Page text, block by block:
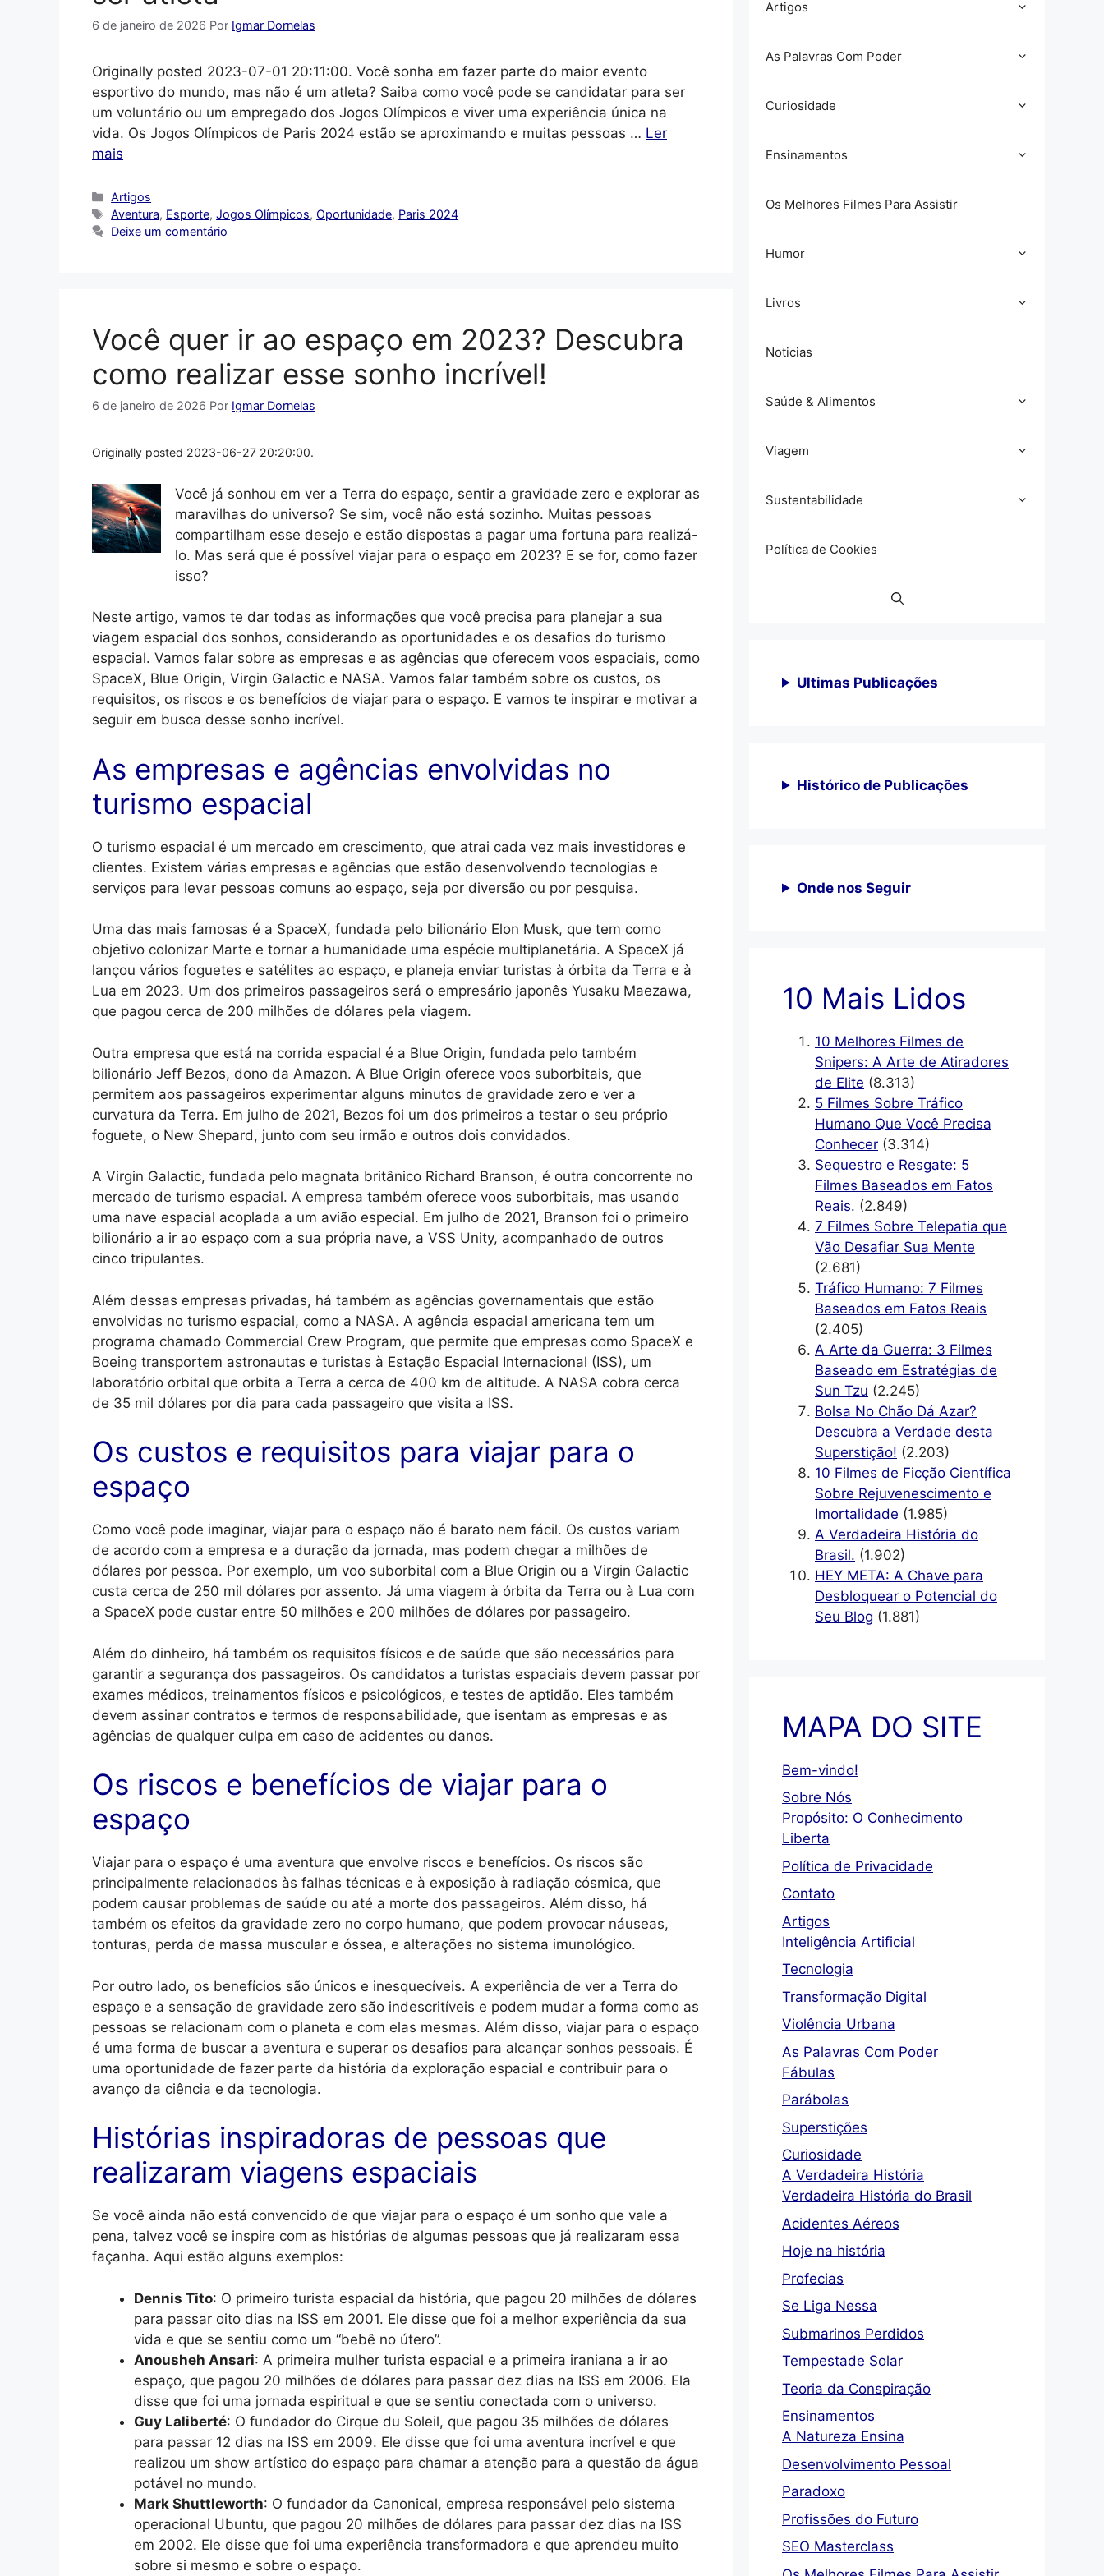
6 de janeiro de 2026 Por Igmar Dornelas
Originally posted 2023-07-01 20:11:00. Você sonha em fazer parte do maior evento
esportivo do mundo, mas não é um atleta? Saiba como você pode se candidatar para ser
um voluntário ou um empregado dos Jogos Olímpicos e viver uma experiência única na
vida. Os Jogos Olímpicos de Paris 2024 estão se aproximando e muitas pessoas … Ler
mais
Categorias
Artigos
Tags
Aventura, Esporte,Jogos Olímpicos, Oportunidade, Paris 2024
Deixe um comentário
Você quer ir ao espaço em 2023? Descubra
como realizar esse sonho incrível!
6 de janeiro de 2026 Por Igmar Dornelas
Originally posted 2023-06-27 20:20:00.
Você já sonhou em ver a Terra do espaço, sentir a gravidade zero e explorar as
maravilhas do universo? Se sim, você não está sozinho. Muitas pessoas
compartilham esse desejo e estão dispostas a pagar uma fortuna para realizá-
lo. Mas será que é possível viajar para o espaço em 2023? E se for, como fazer
isso?
Neste artigo, vamos te dar todas as informações que você precisa para planejar a sua
viagem espacial dos sonhos, considerando as oportunidades e os desafios do turismo
espacial. Vamos falar sobre as empresas e as agências que oferecem voos espaciais, como
SpaceX, Blue Origin, Virgin Galactic e NASA. Vamos falar também sobre os custos, os
requisitos, os riscos e os benefícios de viajar para o espaço. E vamos te inspirar e motivar a
seguir em busca desse sonho incrível.
As empresas e agências envolvidas no
turismo espacial
O turismo espacial é um mercado em crescimento, que atrai cada vez mais investidores e
clientes. Existem várias empresas e agências que estão desenvolvendo tecnologias e
serviços para levar pessoas comuns ao espaço, seja por diversão ou por pesquisa.
Uma das mais famosas é a SpaceX, fundada pelo bilionário Elon Musk, que tem como
objetivo colonizar Marte e tornar a humanidade uma espécie multiplanetária. A SpaceX já
lançou vários foguetes e satélites ao espaço, e planeja enviar turistas à órbita da Terra e à
Lua em 2023. Um dos primeiros passageiros será o empresário japonês Yusaku Maezawa,
que pagou cerca de 200 milhões de dólares pela viagem.
Outra empresa que está na corrida espacial é a Blue Origin, fundada pelo também
bilionário Jeff Bezos, dono da Amazon. A Blue Origin oferece voos suborbitais, que
permitem aos passageiros experimentar alguns minutos de gravidade zero e ver a
curvatura da Terra. Em julho de 2021, Bezos foi um dos primeiros a testar o seu próprio
foguete, o New Shepard, junto com seu irmão e outros dois convidados.
A Virgin Galactic, fundada pelo magnata britânico Richard Branson, é outra concorrente no
mercado de turismo espacial. A empresa também oferece voos suborbitais, mas usando
uma nave espacial acoplada a um avião especial. Em julho de 2021, Branson foi o primeiro
bilionário a ir ao espaço com a sua própria nave, a VSS Unity, acompanhado de outros
cinco tripulantes.
Além dessas empresas privadas, há também as agências governamentais que estão
envolvidas no turismo espacial, como a NASA. A agência espacial americana tem um
programa chamado Commercial Crew Program, que permite que empresas como SpaceX e
Boeing transportem astronautas e turistas à Estação Espacial Internacional (ISS), um
laboratório orbital que orbita a Terra a cerca de 400 km de altitude. A NASA cobra cerca
de 35 mil dólares por dia para cada passageiro que visita a ISS.
Os custos e requisitos para viajar para o
espaço
Como você pode imaginar, viajar para o espaço não é barato nem fácil. Os custos variam
de acordo com a empresa e a duração da jornada, mas podem chegar a milhões de
dólares por pessoa. Por exemplo, um voo suborbital com a Blue Origin ou a Virgin Galactic
custa cerca de 250 mil dólares por assento. Já uma viagem à órbita da Terra ou à Lua com
a SpaceX pode custar entre 50 milhões e 200 milhões de dólares por passageiro.
Além do dinheiro, há também os requisitos físicos e de saúde que são necessários para
garantir a segurança dos passageiros. Os candidatos a turistas espaciais devem passar por
exames médicos, treinamentos físicos e psicológicos, e testes de aptidão. Eles também
devem assinar contratos e termos de responsabilidade, que isentam as empresas e as
agências de qualquer culpa em caso de acidentes ou danos.
Os riscos e benefícios de viajar para o
espaço
Viajar para o espaço é uma aventura que envolve riscos e benefícios. Os riscos são
principalmente relacionados às falhas técnicas e à exposição à radiação cósmica, que
podem causar problemas de saúde ou até a morte dos passageiros. Além disso, há
também os efeitos da gravidade zero no corpo humano, que podem provocar náuseas,
tonturas, perda de massa muscular e óssea, e alterações no sistema imunológico.
Por outro lado, os benefícios são únicos e inesquecíveis. A experiência de ver a Terra do
espaço e a sensação de gravidade zero são indescritíveis e podem mudar a forma como as
pessoas se relacionam com o planeta e com elas mesmas. Além disso, viajar para o espaço
é uma forma de buscar a aventura e superar os desafios para alcançar sonhos pessoais. É
uma oportunidade de fazer parte da história da exploração espacial e contribuir para o
avanço da ciência e da tecnologia.
Histórias inspiradoras de pessoas que
realizaram viagens espaciais
Se você ainda não está convencido de que viajar para o espaço é um sonho que vale a
pena, talvez você se inspire com as histórias de algumas pessoas que já realizaram essa
façanha. Aqui estão alguns exemplos:
Dennis Tito: O primeiro turista espacial da história, que pagou 20 milhões de dólares
para passar oito dias na ISS em 2001. Ele disse que foi a melhor experiência da sua
vida e que se sentiu como um “bebê no útero”.
Anousheh Ansari: A primeira mulher turista espacial e a primeira iraniana a ir ao
espaço, que pagou 20 milhões de dólares para passar dez dias na ISS em 2006. Ela
disse que foi uma jornada espiritual e que se sentiu conectada com o universo.
Guy Laliberté: O fundador do Cirque du Soleil, que pagou 35 milhões de dólares
para passar 12 dias na ISS em 2009. Ele disse que foi uma aventura incrível e que
realizou um show artístico do espaço para chamar a atenção para a questão da água
potável no mundo.
Mark Shuttleworth: O fundador da Canonical, empresa responsável pelo sistema
operacional Ubuntu, que pagou 20 milhões de dólares para passar dez dias na ISS
em 2002. Ele disse que foi uma experiência transformadora e que aprendeu muito
sobre si mesmo e sobre o espaço.
Artigos
As Palavras Com Poder
Curiosidade
Ensinamentos
Os Melhores Filmes Para Assistir
Humor
Livros
Noticias
Saúde & Alimentos
Viagem
Sustentabilidade
Política de Cookies
Ultimas Publicações
Histórico de Publicações
Onde nos Seguir
10 Mais Lidos
10 Melhores Filmes de
Snipers: A Arte de Atiradores
de Elite (8.313)
5 Filmes Sobre Tráfico
Humano Que Você Precisa
Conhecer (3.314)
Sequestro e Resgate: 5
Filmes Baseados em Fatos
Reais. (2.849)
7 Filmes Sobre Telepatia que
Vão Desafiar Sua Mente
(2.681)
Tráfico Humano: 7 Filmes
Baseados em Fatos Reais
(2.405)
A Arte da Guerra: 3 Filmes
Baseado em Estratégias de
Sun Tzu (2.245)
Bolsa No Chão Dá Azar?
Descubra a Verdade desta
Superstição! (2.203)
10 Filmes de Ficção Científica
Sobre Rejuvenescimento e
Imortalidade (1.985)
A Verdadeira História do
Brasil. (1.902)
HEY META: A Chave para
Desbloquear o Potencial do
Seu Blog (1.881)
MAPA DO SITE
Bem-vindo!
Sobre Nós
Propósito: O Conhecimento
Liberta
Política de Privacidade
Contato
Artigos
Inteligência Artificial
Tecnologia
Transformação Digital
Violência Urbana
As Palavras Com Poder
Fábulas
Parábolas
Superstições
Curiosidade
A Verdadeira História
Verdadeira História do Brasil
Acidentes Aéreos
Hoje na história
Profecias
Se Liga Nessa
Submarinos Perdidos
Tempestade Solar
Teoria da Conspiração
Ensinamentos
A Natureza Ensina
Desenvolvimento Pessoal
Paradoxo
Profissões do Futuro
SEO Masterclass